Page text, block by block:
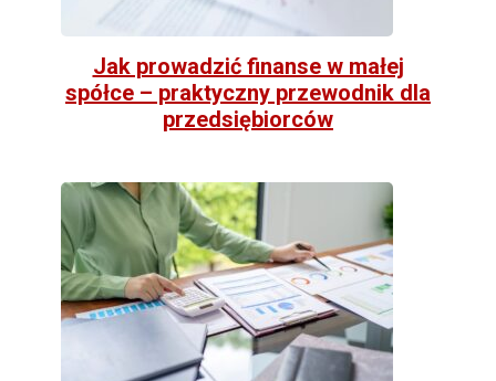
Jak prowadzić finanse w małej
spółce – praktyczny przewodnik dla
przedsiębiorców